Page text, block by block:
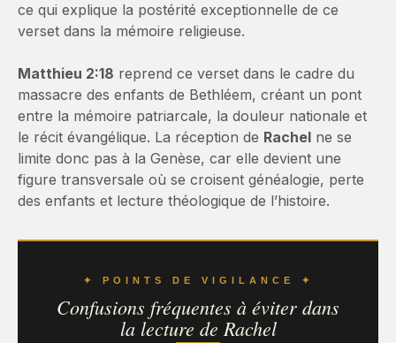
ce qui explique la postérité exceptionnelle de ce
verset dans la mémoire religieuse.
Matthieu 2:18 reprend ce verset dans le cadre du
massacre des enfants de Bethléem, créant un pont
entre la mémoire patriarcale, la douleur nationale et
le récit évangélique. La réception de Rachel ne se
limite donc pas à la Genèse, car elle devient une
figure transversale où se croisent généalogie, perte
des enfants et lecture théologique de l’histoire.
✦ POINTS DE VIGILANCE ✦
Confusions fréquentes à éviter dans
la lecture de Rachel